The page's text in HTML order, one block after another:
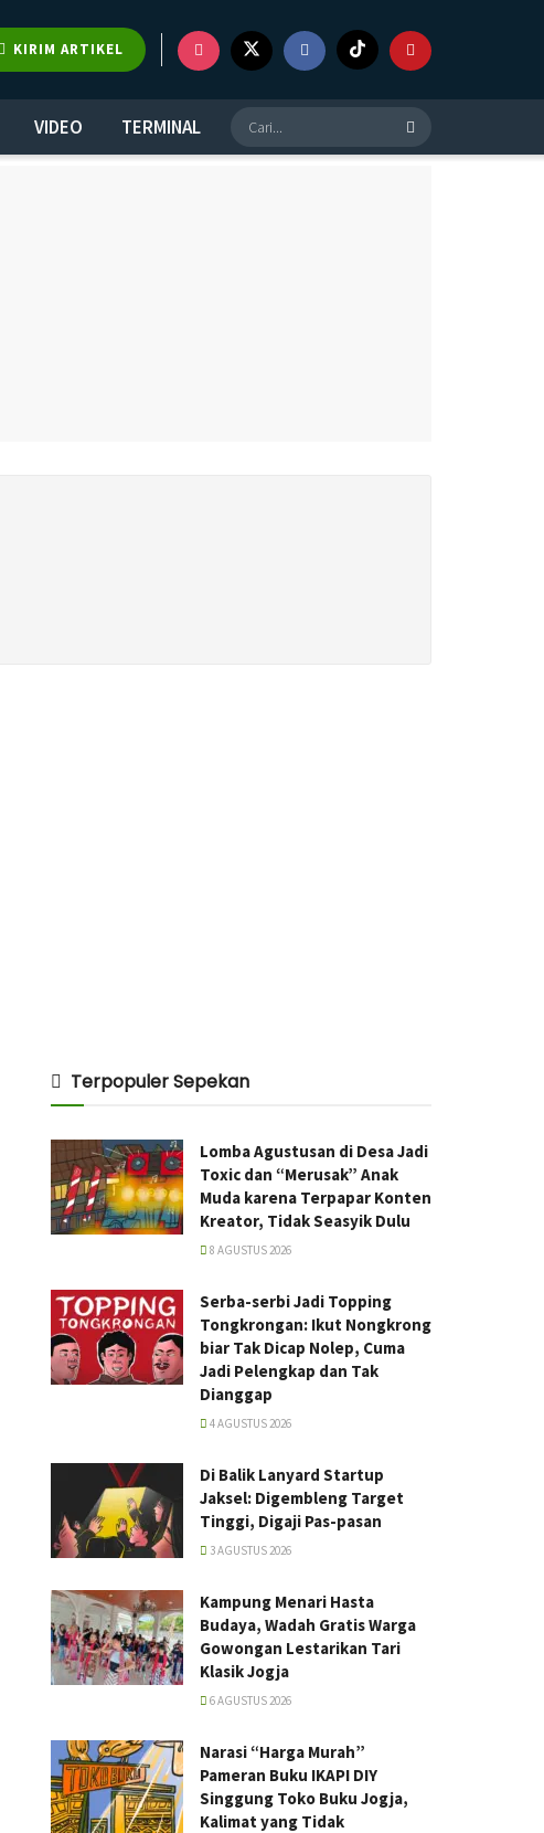
KIRIM ARTIKEL
VIDEO TERMINAL
Terpopuler Sepekan
Lomba Agustusan di Desa Jadi
Toxic dan “Merusak” Anak
Muda karena Terpapar Konten
Kreator, Tidak Seasyik Dulu
8 AGUSTUS 2026
Serba-serbi Jadi Topping
Tongkrongan: Ikut Nongkrong
biar Tak Dicap Nolep, Cuma
Jadi Pelengkap dan Tak
Dianggap
4 AGUSTUS 2026
Di Balik Lanyard Startup
Jaksel: Digembleng Target
Tinggi, Digaji Pas-pasan
3 AGUSTUS 2026
Kampung Menari Hasta
Budaya, Wadah Gratis Warga
Gowongan Lestarikan Tari
Klasik Jogja
6 AGUSTUS 2026
Narasi “Harga Murah”
Pameran Buku IKAPI DIY
Singgung Toko Buku Jogja,
Kalimat yang Tidak